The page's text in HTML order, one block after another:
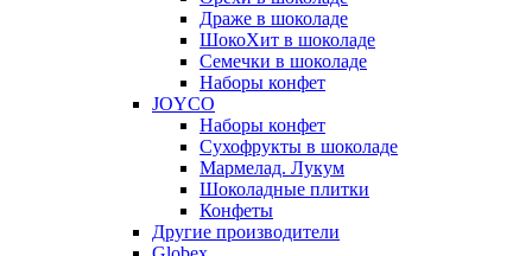
Драже в шоколаде
ШокоХит в шоколаде
Семечки в шоколаде
Наборы конфет
JOYCO
Наборы конфет
Сухофрукты в шоколаде
Мармелад. Лукум
Шоколадные плитки
Конфеты
Другие производители